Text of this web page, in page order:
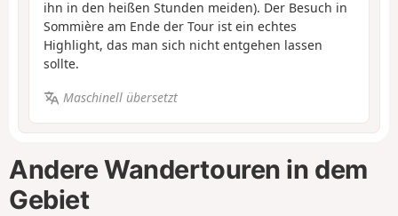
ihn in den heißen Stunden meiden). Der Besuch in
Sommière am Ende der Tour ist ein echtes
Highlight, das man sich nicht entgehen lassen
sollte.
Maschinell übersetzt
Andere Wandertouren in dem
Gebiet